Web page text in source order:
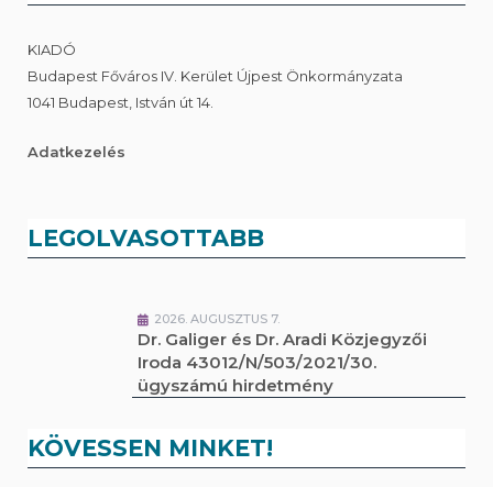
KIADÓ
Budapest Főváros IV. Kerület Újpest Önkormányzata
1041 Budapest, István út 14.
Adatkezelés
LEGOLVASOTTABB
2026. AUGUSZTUS 7.
Dr. Galiger és Dr. Aradi Közjegyzői
Iroda 43012/N/503/2021/30.
ügyszámú hirdetmény
KÖVESSEN MINKET!